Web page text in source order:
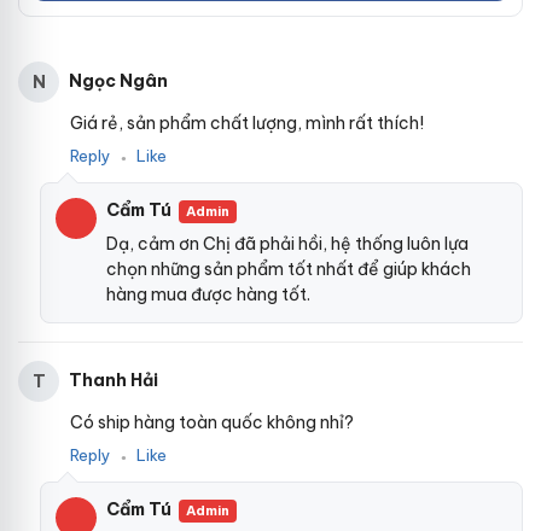
N
Ngọc Ngân
Giá rẻ, sản phẩm chất lượng, mình rất thích!
Reply ● Like
Cẩm Tú Admin
Dạ, cảm ơn Chị đã phải hồi, hệ thống luôn lựa
chọn những sản phẩm tốt nhất để giúp khách
hàng mua được hàng tốt.
T
Thanh Hải
Có ship hàng toàn quốc không nhỉ?
Reply ● Like
Cẩm Tú Admin